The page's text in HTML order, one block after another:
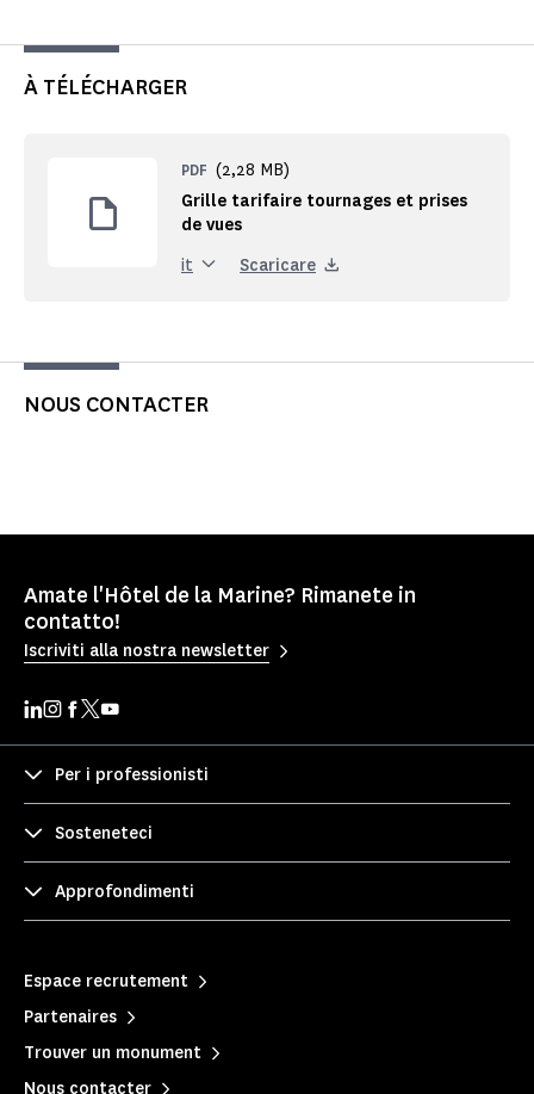
À TÉLÉCHARGER
Grille tarifaire tournages et prises
de vues
PDF (2,28 MB)
it Scaricare
NOUS CONTACTER
Amate l'Hôtel de la Marine? Rimanete in
contatto!
Iscriviti alla nostra newsletter
Per i professionisti
Sosteneteci
Approfondimenti
Espace recrutement
Partenaires
Trouver un monument
Nous contacter